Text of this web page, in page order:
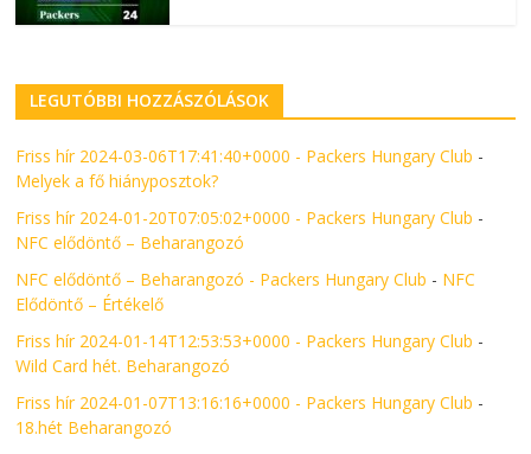
LEGUTÓBBI HOZZÁSZÓLÁSOK
Friss hír 2024-03-06T17:41:40+0000 - Packers Hungary Club -
Melyek a fő hiányposztok?
Friss hír 2024-01-20T07:05:02+0000 - Packers Hungary Club -
NFC elődöntő – Beharangozó
NFC elődöntő – Beharangozó - Packers Hungary Club - NFC
Elődöntő – Értékelő
Friss hír 2024-01-14T12:53:53+0000 - Packers Hungary Club -
Wild Card hét. Beharangozó
Friss hír 2024-01-07T13:16:16+0000 - Packers Hungary Club -
18.hét Beharangozó